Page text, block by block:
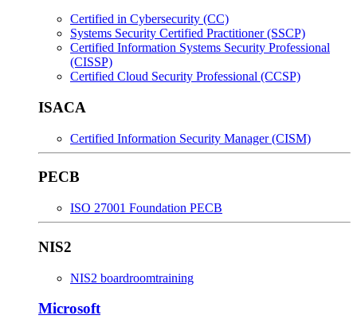
Certified in Cybersecurity (CC)
Systems Security Certified Practitioner (SSCP)
Certified Information Systems Security Professional
(CISSP)
Certified Cloud Security Professional (CCSP)
ISACA
Certified Information Security Manager (CISM)
PECB
ISO 27001 Foundation PECB
NIS2
NIS2 boardroomtraining
Microsoft